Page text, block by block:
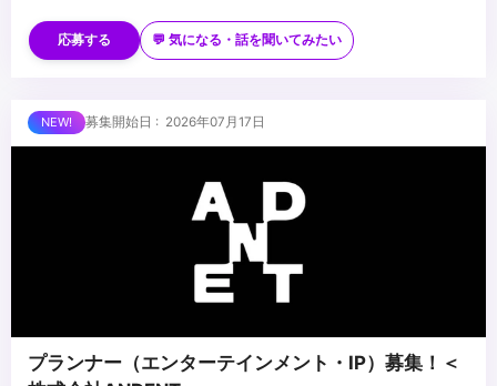
・国内外プロダクションとの協業経験
・Houdini／Nuke 等、主要VFXツールの深い知識
・実写・アニメ双方のVFX経験
・コンポジッター・クリエイター等のチームマネジメント
■求める人物像
・VFX工程全体を俯瞰し、監督・プロデューサーと対等に折衝でき
・パイプライン設計・チームビルディングを自ら主導できる方
・技術的バックグラウンドとマネジメント力を併せ持つ方
応募する 💬 気になる・話を聞いてみたい
募集開始日 : 2026年07月17日
プランナー（エンターテインメント・IP）募集！＜